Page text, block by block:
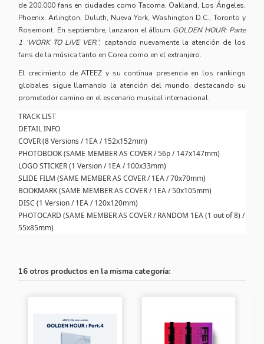
de 200,000 fans en ciudades como Tacoma, Oakland, Los Ángeles,
Phoenix, Arlington, Duluth, Nueva York, Washington D.C., Toronto y
Rosemont. En septiembre, lanzaron el álbum GOLDEN HOUR: Parte
1 ‘WORK TO LIVE VER.’, captando nuevamente la atención de los
fans de la música tanto en Corea como en el extranjero.
El crecimiento de ATEEZ y su continua presencia en los rankings
globales sigue llamando la atención del mundo, destacando su
prometedor camino en el escenario musical internacional.
TRACK LIST
DETAIL INFO
COVER (8 Versions / 1EA / 152x152mm)
PHOTOBOOK (SAME MEMBER AS COVER / 56p / 147x147mm)
LOGO STICKER (1 Version / 1EA / 100x33mm)
SLIDE FILM (SAME MEMBER AS COVER / 1EA / 70x70mm)
BOOKMARK (SAME MEMBER AS COVER / 1EA / 50x105mm)
DISC (1 Version / 1EA / 120x120mm)
PHOTOCARD (SAME MEMBER AS COVER / RANDOM 1EA (1 out of 8) /
55x85mm)
16 otros productos en la misma categoría: